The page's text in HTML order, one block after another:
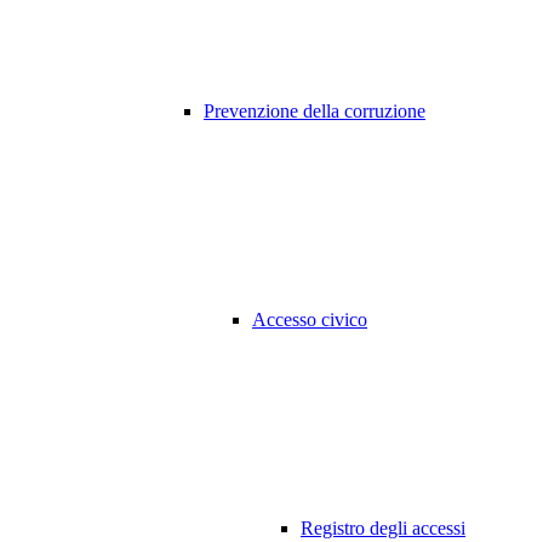
Prevenzione della corruzione
Accesso civico
Registro degli accessi